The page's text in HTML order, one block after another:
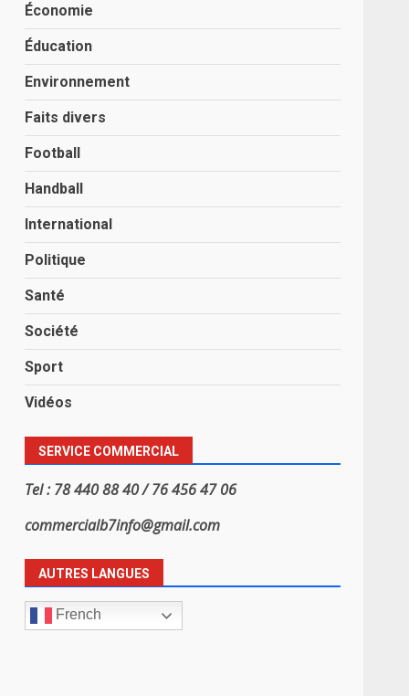
Économie
Éducation
Environnement
Faits divers
Football
Handball
International
Politique
Santé
Société
Sport
Vidéos
SERVICE COMMERCIAL
Tel : 78 440 88 40 / 76 456 47 06
commercialb7info@gmail.com
AUTRES LANGUES
French